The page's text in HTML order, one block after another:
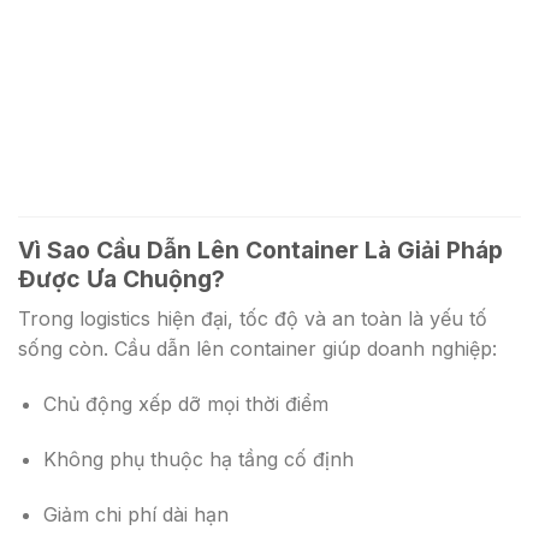
Vì Sao Cầu Dẫn Lên Container Là Giải Pháp
Được Ưa Chuộng?
Trong logistics hiện đại, tốc độ và an toàn là yếu tố
sống còn. Cầu dẫn lên container giúp doanh nghiệp:
Chủ động xếp dỡ mọi thời điểm
Không phụ thuộc hạ tầng cố định
Giảm chi phí dài hạn